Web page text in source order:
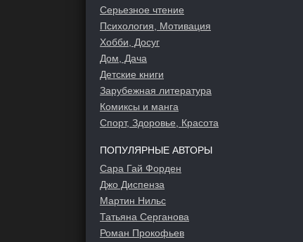
Серьезное чтение
Психология, Мотивация
Хобби, Досуг
Дом, Дача
Детские книги
Зарубежная литература
Комиксы и манга
Спорт, Здоровье, Красота
ПОПУЛЯРНЫЕ АВТОРЫ
Сара Гай Форден
Джо Диспенза
Мартин Нильс
Татьяна Серганова
Роман Прокофьев